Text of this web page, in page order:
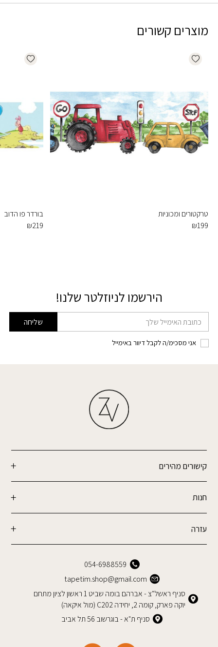
מוצרים קשורים
Add wishlist
טרקטורים ומכוניות
₪199
wishlist
בורדר פו הדוב
₪219
הירשמו לניוזלטר שלנו!
דוא׳׳ל שליחה
אני מסכימ/ה לקבל דיוור באימייל
קישורים מהירים
חנות
עזרה
054-6988559
tapetim.shop@gmail.com
סניף ראשל"צ - אברהם בומה שביט 1 ראשון לציון מתחם
יוקה פארק, קומה 2, יחידה C202 (מול איקאה)
סניף ת"א - בוגרשוב 56 תל אביב